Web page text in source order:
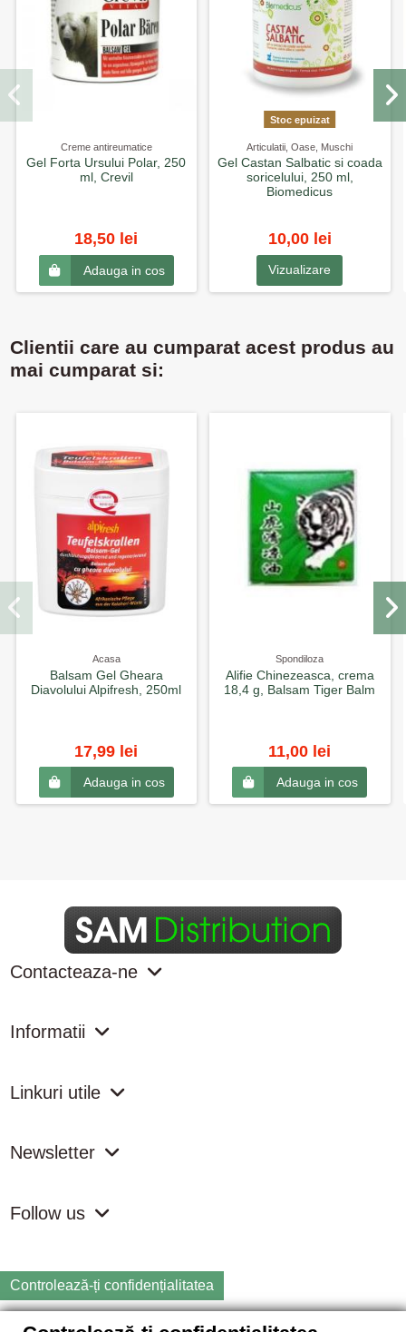
Creme antireumatice
Gel Forta Ursului Polar, 250
ml, Crevil
18,50 lei
Adauga in cos
Stoc epuizat
Articulatii, Oase, Muschi
Gel Castan Salbatic si coada
soricelului, 250 ml,
Biomedicus
10,00 lei
Vizualizare
Clientii care au cumparat acest produs au
mai cumparat si:
Acasa
Balsam Gel Gheara
Diavolului Alpifresh, 250ml
17,99 lei
Adauga in cos
Spondiloza
Alifie Chinezeasca, crema
18,4 g, Balsam Tiger Balm
11,00 lei
Adauga in cos
Contacteaza-ne
Informatii
Linkuri utile
Newsletter
Follow us
Controlează-ți confidențialitatea